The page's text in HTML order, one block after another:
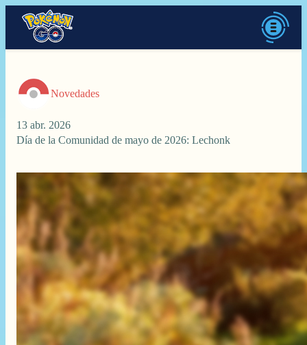
Novedades
13 abr. 2026
Día de la Comunidad de mayo de 2026: Lechonk